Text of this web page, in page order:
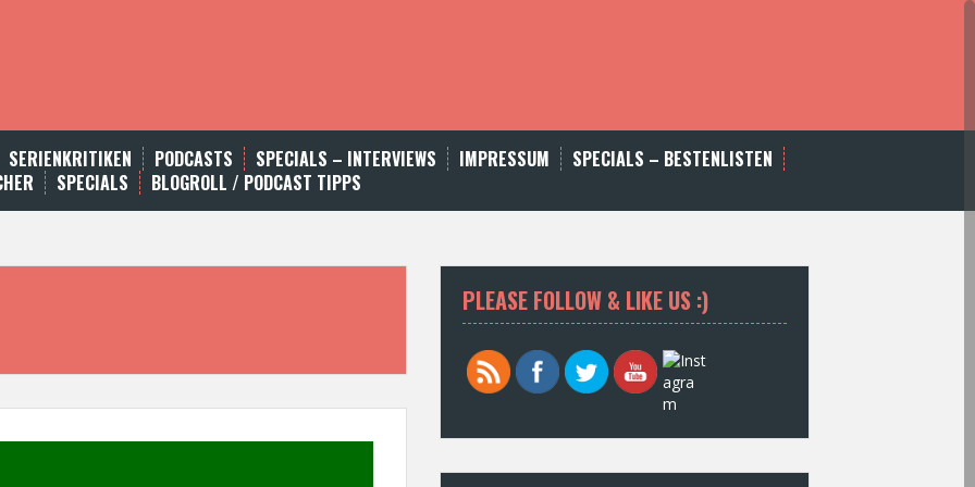
SERIENKRITIKEN PODCASTS SPECIALS – INTERVIEWS IMPRESSUM
SPECIALS – BESTENLISTEN
SPECIALS BLOGROLL / PODCAST TIPPS
PLEASE FOLLOW & LIKE US :)